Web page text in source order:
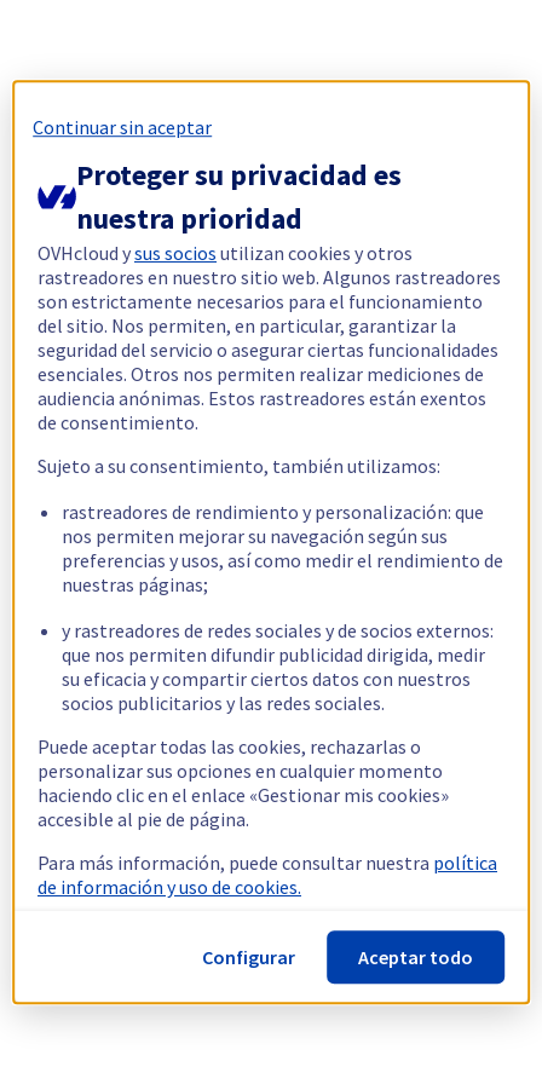
Continuar sin aceptar
Proteger su privacidad es
nuestra prioridad
OVHcloud ysus socios utilizan cookies y otros
rastreadores en nuestro sitio web. Algunos rastreadores
son estrictamente necesarios para el funcionamiento
del sitio. Nos permiten, en particular, garantizar la
seguridad del servicio o asegurar ciertas funcionalidades
esenciales. Otros nos permiten realizar mediciones de
audiencia anónimas. Estos rastreadores están exentos
de consentimiento.
Sujeto a su consentimiento, también utilizamos:
rastreadores de rendimiento y personalización: que
nos permiten mejorar su navegación según sus
preferencias y usos, así como medir el rendimiento de
nuestras páginas;
y rastreadores de redes sociales y de socios externos:
que nos permiten difundir publicidad dirigida, medir
su eficacia y compartir ciertos datos con nuestros
socios publicitarios y las redes sociales.
Puede aceptar todas las cookies, rechazarlas o
personalizar sus opciones en cualquier momento
haciendo clic en el enlace «Gestionar mis cookies»
accesible al pie de página.
Para más información, puede consultar nuestra política
de información y uso de cookies.
Configurar Aceptar todo